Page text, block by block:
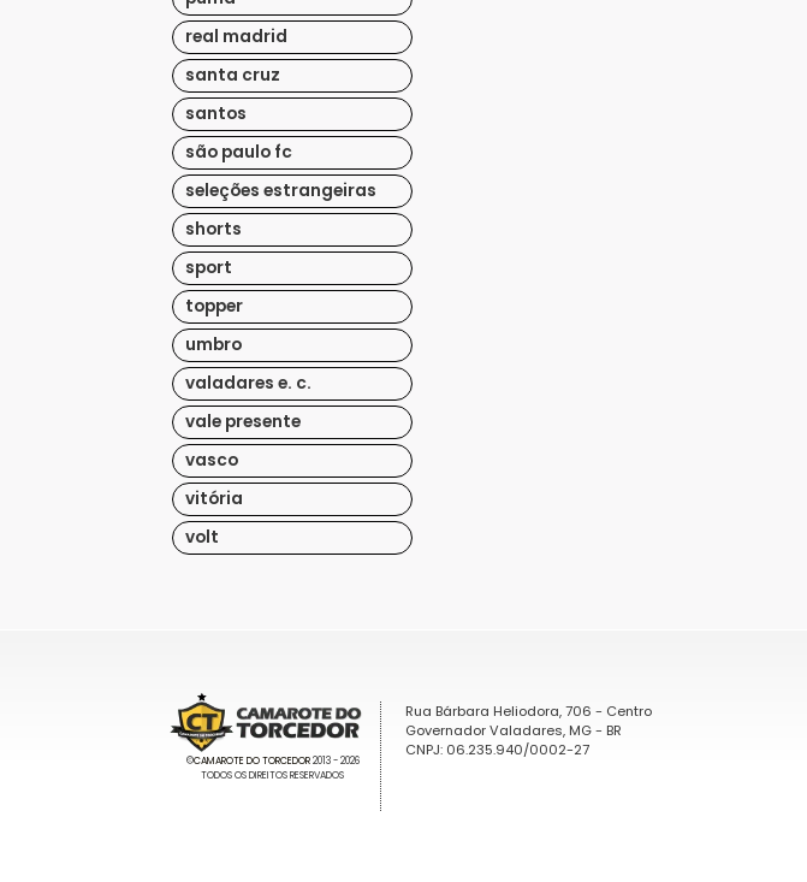
real madrid
santa cruz
santos
são paulo fc
seleções estrangeiras
shorts
sport
topper
umbro
valadares e. c.
vale presente
vasco
vitória
volt
Rua Bárbara Heliodora, 706 - Centro
Governador Valadares, MG - BR
CNPJ: 06.235.940/0002-27
©CAMAROTE DO TORCEDOR2013 - 2026
TODOS OS DIREITOS RESERVADOS